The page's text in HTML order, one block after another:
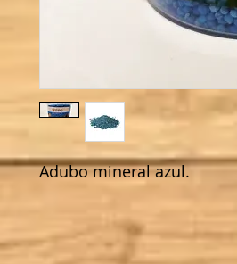
Adubo mineral azul.